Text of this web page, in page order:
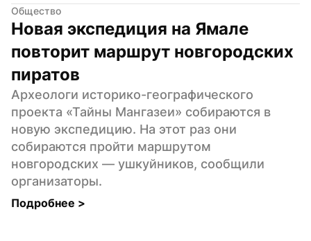
Общество
Новая экспедиция на Ямале
повторит маршрут новгородских
пиратов
Археологи историко-географического
проекта «Тайны Мангазеи» собираются в
новую экспедицию. На этот раз они
собираются пройти маршрутом
новгородских — ушкуйников, сообщили
организаторы.
Подробнее >